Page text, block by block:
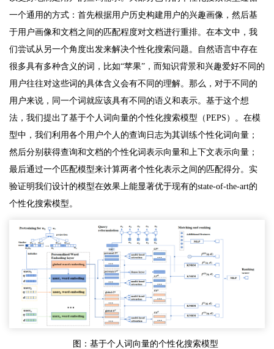
一个通用的方式：首先根据用户历史构建用户的兴趣画像，然后基
于用户画像和文档之间的匹配程度对文档进行重排。在本文中，我
们尝试从另一个角度出发来解决个性化搜索问题。自然语言中存在
很多具有多种含义的词，比如“苹果”，而知识背景和兴趣爱好不同的
用户往往对这些词的具体含义会有不同的理解。那么，对于不同的
用户来说，同一个词就应该具有不同的语义和表示。基于这个想
法，我们提出了基于个人词向量的个性化搜索模型（PEPS）。在模
型中，我们利用各个用户个人的查询日志为其训练个性化词向量；
然后分别获得查询和文档的个性化词表示向量和上下文表示向量；
最后通过一个匹配模型来计算两者个性化表示之间的匹配得分。实
验证明我们设计的模型在效果上能显著优于现有的state-of-the-art的
个性化搜索模型。
图：基于个人词向量的个性化搜索模型